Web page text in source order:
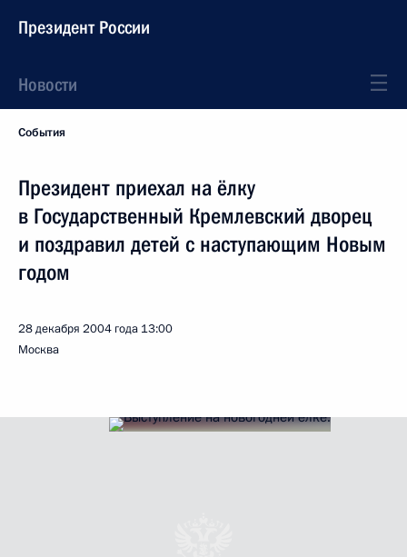
Президент России
Новости
События
Президент приехал на ёлку
в Государственный Кремлевский дворец
и поздравил детей с наступающим Новым
годом
28 декабря 2004 года 13:00
Москва